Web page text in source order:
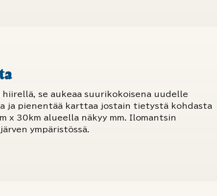
se aukeaa suurikokoisena uudelle
ja pienentää karttaa jostain tietystä kohdasta
x 30km alueella näkyy mm. Ilomantsin
ympäristössä.